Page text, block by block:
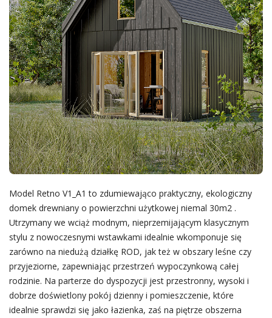
Model Retno V1_A1 to zdumiewająco praktyczny, ekologiczny
domek drewniany o powierzchni użytkowej niemal 30m2 .
Utrzymany we wciąż modnym, nieprzemijającym klasycznym
stylu z nowoczesnymi wstawkami idealnie wkomponuje się
zarówno na niedużą działkę ROD, jak też w obszary leśne czy
przyjeziorne, zapewniając przestrzeń wypoczynkową całej
rodzinie. Na parterze do dyspozycji jest przestronny, wysoki i
dobrze doświetlony pokój dzienny i pomieszczenie, które
idealnie sprawdzi się jako łazienka, zaś na piętrze obszerna